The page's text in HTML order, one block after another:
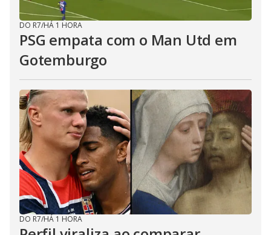
DO R7/HÁ 1 HORA
PSG empata com o Man Utd em
Gotemburgo
DO R7/HÁ 1 HORA